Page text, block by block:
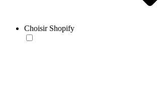
Choisir Shopify